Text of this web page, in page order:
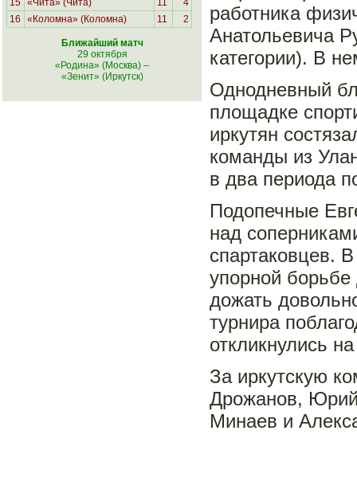
16
«Коломна» (Коломна) 11 2
Ближайший матч
29 октября
«Родина» (Москва) –
«Зенит» (Иркутск)
работника
Анатольевича
категории). В
Однодневный
площадке
иркутян
команды из
в два периода
Подопечные
над
спартаковцев.
упорной
дожать
турнира
откликнулись
За иркутскую
Дрожанов,
Минаев и